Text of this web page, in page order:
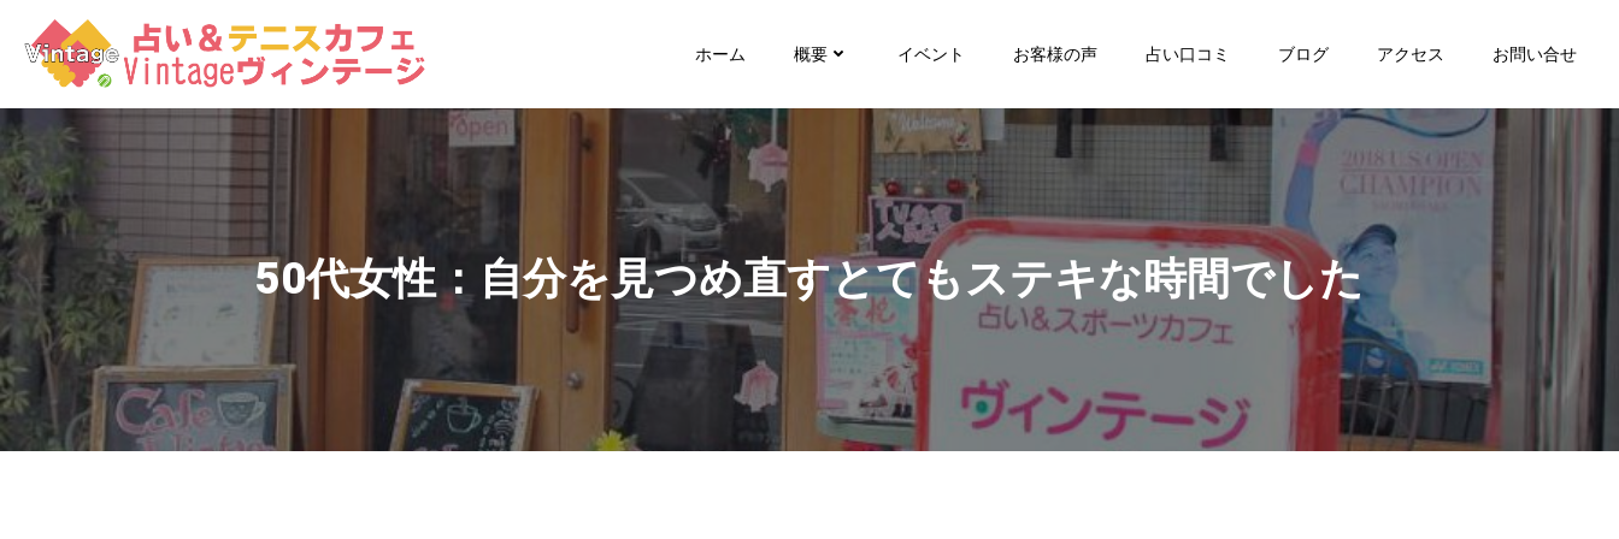
ツ
へ
ス
キ
ッ
プ
ホーム 概要 イベント お客様の声 占い口コミ ブログ アクセス お問い合せ
50代女性：自分を見つめ直すとてもステキな時間でした